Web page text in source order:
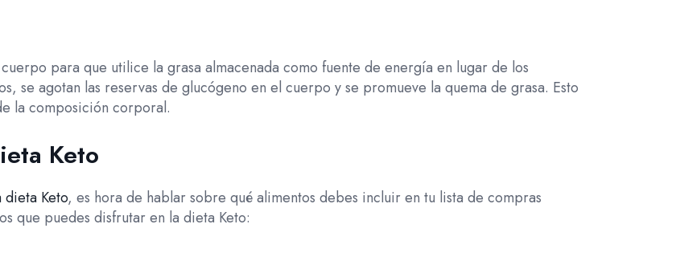
para que utilice la grasa almacenada como fuente de energía en lugar de los
se agotan las reservas de glucógeno en el cuerpo y se promueve la quema de grasa. Esto
la composición corporal.
Keto
dieta Keto, es hora de hablar sobre qué alimentos debes incluir en tu lista de compras
que puedes disfrutar en la dieta Keto: